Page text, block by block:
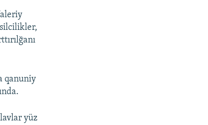
qanuniy
yüz